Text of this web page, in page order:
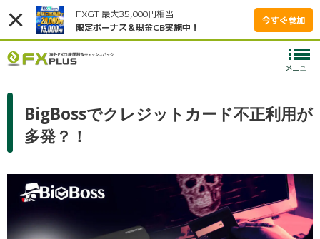
FXGT 最大35,000円相当
限定ボーナス＆現金CB実施中！
今すぐ参加
BigBossでクレジットカード不正利用が
多発？！